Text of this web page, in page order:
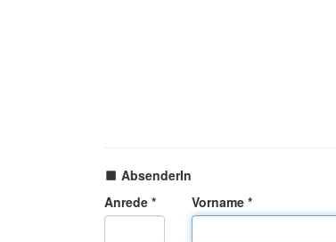
AbsenderIn
Anrede *
Vorname *